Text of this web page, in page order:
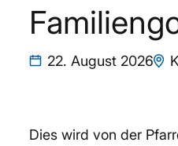
22. August 2026
Dies wird von der